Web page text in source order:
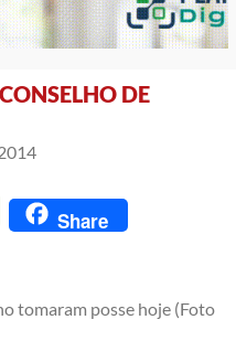
DE
PrintFriendly
Share